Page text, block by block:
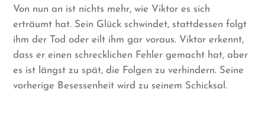
Von nun an ist nichts mehr, wie Viktor es sich
erträumt hat. Sein Glück schwindet, stattdessen folgt
ihm der Tod oder eilt ihm gar voraus. Viktor erkennt,
dass er einen schrecklichen Fehler gemacht hat, aber
es ist längst zu spät, die Folgen zu verhindern. Seine
vorherige Besessenheit wird zu seinem Schicksal.